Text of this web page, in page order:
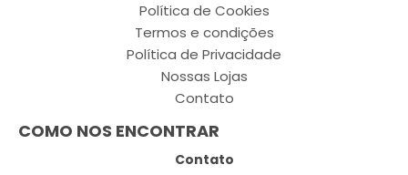
Política de Cookies
Termos e condições
Política de Privacidade
Nossas Lojas
Contato
COMO NOS ENCONTRAR
Contato